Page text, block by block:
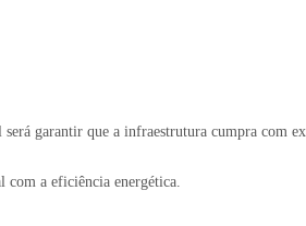
garantir que a infraestrutura cumpra com
com a eficiência energética.